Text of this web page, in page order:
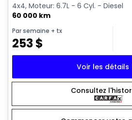
4x4, Moteur: 6.7L - 6 Cyl. - Diesel
60 000 km
Par semaine + tx
253$
Voir les détails
Consultez